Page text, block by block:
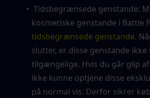
Tidsbegrænsede genstande:
kosmetiske genstande i Battle
tidsbegrænsede genstande.
slutter, er disse genstande
tilgængelige. Hvis du går glip
ikke kunne optjene disse
på normal vis. Derfor sikrer